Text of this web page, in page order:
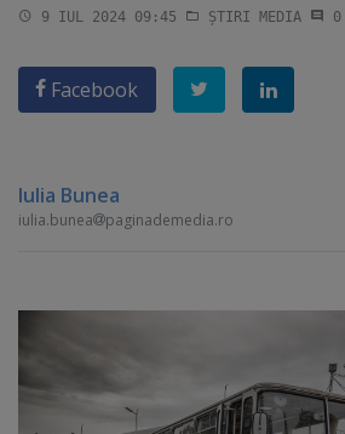
9 IUL 2024 09:45 ȘTIRI MEDIA 0
Facebook
Iulia Bunea
iulia.bunea paginademedia.ro